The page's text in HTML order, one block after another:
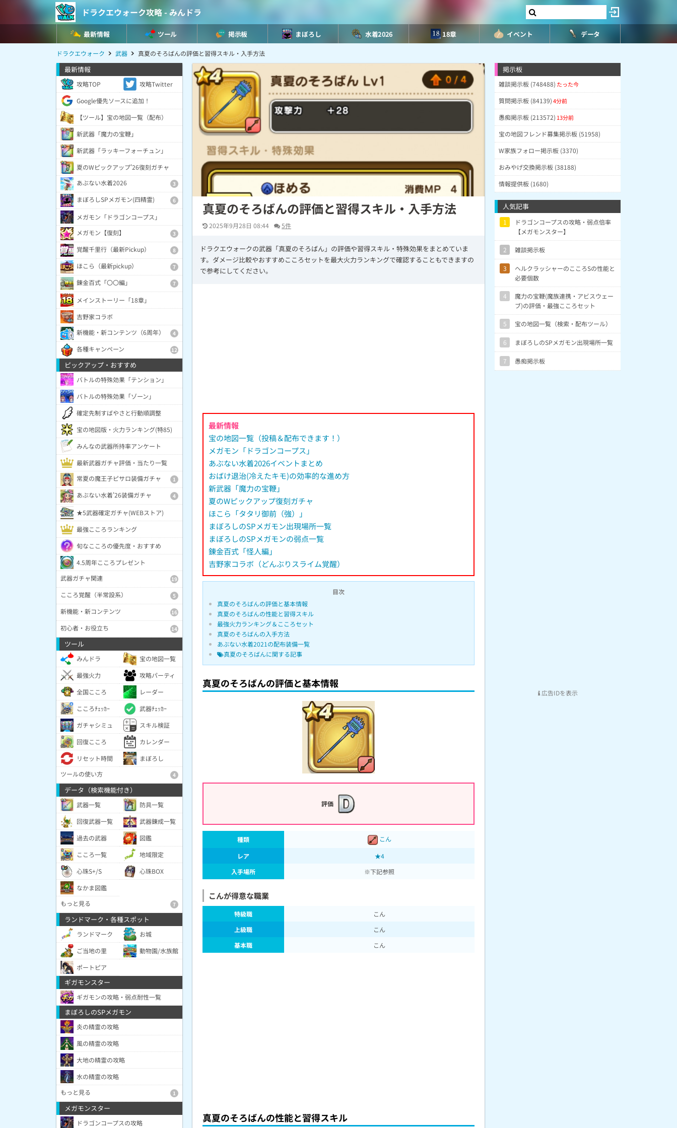
ドラクエウォーク攻略 - みんドラ
最新情報 ツール 掲示板 まぼろし 水着2026 18章 イベント データ
ドラクエウォーク 武器 真夏のそろばんの評価と習得スキル・入手方法
真夏のそろばんの評価と習得スキル・入手方法
2025年9月28日 08:44 5件
ドラクエウォークの武器「真夏のそろばん」の評価や習得スキル・特殊効果をまとめていま
す。ダメージ比較やおすすめこころセットを最大火力ランキングで確認することもできますの
で参考にしてください。
最新情報
宝の地図一覧（投稿＆配布できます！）
メガモン「ドラゴンコープス」
あぶない水着2026イベントまとめ
おばけ退治(冷えたキモ)の効率的な進め方
新武器「魔力の宝鞭」
夏のWピックアップ復刻ガチャ
ほこら「タタリ御前（強）」
まぼろしのSPメガモン出現場所一覧
まぼろしのSPメガモンの弱点一覧
錬金百式「怪人編」
吉野家コラボ（どんぶりスライム覚醒）
目次
真夏のそろばんの評価と基本情報
真夏のそろばんの性能と習得スキル
最強火力ランキング＆こころセット
真夏のそろばんの入手方法
あぶない水着2021の配布装備一覧
真夏のそろばんに関する記事
真夏のそろばんの評価と基本情報
評価
種類
こん
レア
★4
入手場所
※下記参照
こんが得意な職業
特級職
こん
上級職
こん
基本職
こん
真夏のそろばんの性能と習得スキル
最新情報
攻略TOP
攻略Twitter
Google優先ソースに追加！
【ツール】宝の地図一覧（配布）
新武器「魔力の宝鞭」
新武器「ラッキーフォーチュン」
夏のWピックアップ'26復刻ガチャ
あぶない水着2026
3
まぼろしSPメガモン(四精霊) 6
メガモン「ドラゴンコープス」
メガモン【復刻】
3
覚醒千里行（最新Pickup） 8
ほこら（最新pickup） 7
錬金百式「〇〇編」 7
メインストーリー「18章」
吉野家コラボ
新機能・新コンテンツ（6周年）
4
各種キャンペーン 12
ピックアップ・おすすめ
バトルの特殊効果「テンション」
バトルの特殊効果「ゾーン」
確定先制すばやさと行動順調整
宝の地図版・火力ランキング(特85)
みんなの武器所持率アンケート
最新武器ガチャ評価・当たり一覧
常夏の魔王子ピサロ装備ガチャ
1
あぶない水着'26装備ガチャ 4
★5武器確定ガチャ(WEBストア)
最強こころランキング
旬なこころの優先度・おすすめ
4.5周年こころプレゼント
武器ガチャ関連
19
こころ覚醒（半常設系） 5
新機能・新コンテンツ 16
初心者・お役立ち 14
ツール
みんドラ
宝の地図一覧
最強火力
攻略パーティ
全国こころ
レーダー
こころﾁｪｯｶｰ
武器ﾁｪｯｶｰ
ガチャシミュ
スキル検証
回復こころ
カレンダー
リセット時間
まぼろし
ツールの使い方
4
データ（検索機能付き）
武器一覧
防具一覧
回復武器一覧
武器錬成一覧
過去の武器
図鑑
こころ一覧
地域限定
心珠S+/S
心珠BOX
なかま図鑑
もっと見る
7
ランドマーク・各種スポット
ランドマーク
お城
ご当地の里
動物園/水族館
ポートピア
ギガモンスター
ギガモンの攻略・弱点耐性一覧
まぼろしのSPメガモン
炎の精霊の攻略
風の精霊の攻略
大地の精霊の攻略
水の精霊の攻略
もっと見る
1
メガモンスター
ドラゴンコープスの攻略
掲示板
雑談掲示板 (748488) たった今
質問掲示板 (84139)4分前
愚痴掲示板 (213572) 13分前
宝の地図フレンド募集掲示板 (51958)
W家族フォロー掲示板 (3370)
おみやげ交換掲示板 (38188)
情報提供板 (1680)
人気記事
1
ドラゴンコープスの攻略・弱点倍率
【メガモンスター】
2 雑談掲示板
3
ヘルクラッシャーのこころSの性能と
必要個数
4
魔力の宝鞭(魔族連携・アビスウェー
ブ)の評価・最強こころセット
5 宝の地図一覧（検索・配布ツール）
6 まぼろしのSPメガモン出現場所一覧
7 愚痴掲示板
広告IDを表示